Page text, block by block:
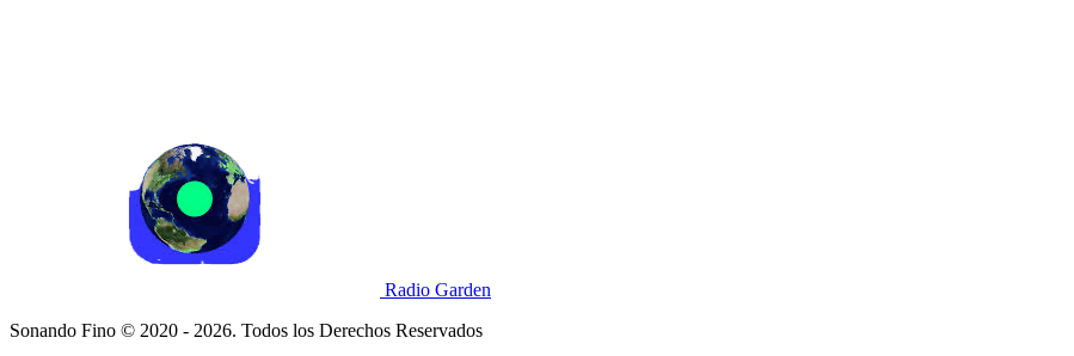
Radio Garden
Sonando Fino © 2020 - 2026. Todos los Derechos Reservados